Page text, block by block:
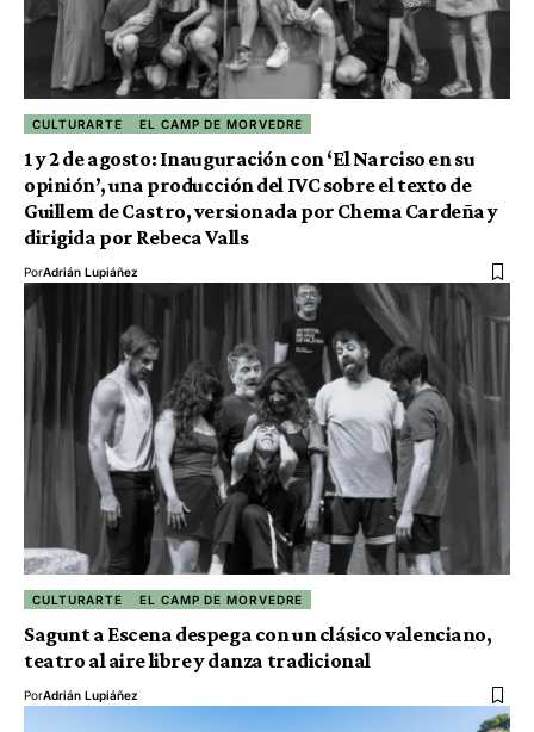
CULTURARTE EL CAMP DE MORVEDRE
1 y 2 de agosto: Inauguración con ‘El Narciso en su
opinión’, una producción del IVC sobre el texto de
Guillem de Castro, versionada por Chema Cardeña y
dirigida por Rebeca Valls
PorAdrián Lupiáñez
CULTURARTE EL CAMP DE MORVEDRE
Sagunt a Escena despega con un clásico valenciano,
teatro al aire libre y danza tradicional
PorAdrián Lupiáñez